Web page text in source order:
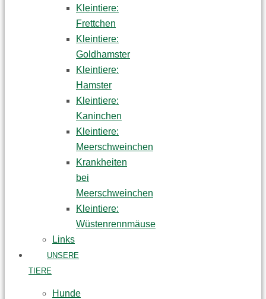
Kleintiere:
Frettchen
Kleintiere:
Goldhamster
Kleintiere:
Hamster
Kleintiere:
Kaninchen
Kleintiere:
Meerschweinchen
Krankheiten
bei
Meerschweinchen
Kleintiere:
Wüstenrennmäuse
Links
UNSERE
TIERE
Hunde